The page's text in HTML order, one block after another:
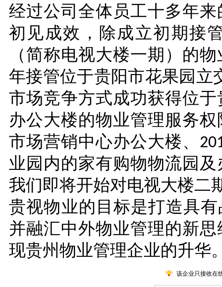
经过公司全体员工十多年
初见成效，除成立初期接
（简称电视大楼一期）的
年接管位于贵阳市花果园立
市场竞争方式成功获得位
办公大楼的物业管理服务权
市场营销中心办公大楼、
业园内的家有购物物流园
我们即将开始对电视大楼二
贵视物业的目标是打造具
并融汇中外物业管理的新
现贵州物业管理企业的升华
该企业只接收在